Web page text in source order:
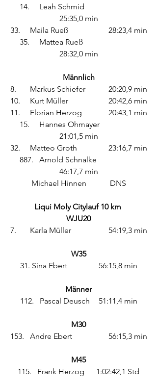
14.	Leah Schmid
25:35,0 min
33.	Maila Rueß			28:23,4 min
35.	Mattea Rueß
28:32,0 min
Männlich
8.	Markus Schiefer		20:20,9 min
10.	Kurt Müller			20:42,6 min
11.	Florian Herzog		20:43,1 min
15.	Hannes Ohmayer
21:01,5 min
32.	Matteo Groth		23:16,7 min
887.	Arnold Schnalke
46:17,7 min
Michael Hinnen		DNS
Liqui Moly Citylauf 10 km
WJU20
7.	Karla Müller		54:19,3 min
W35
31. Sina Ebert		56:15,8 min
Männer
112.	Pascal Deusch	51:11,4 min
M30
153.	Andre Ebert		56:15,3 min
M45
115.	Frank Herzog	1:02:42,1 Std